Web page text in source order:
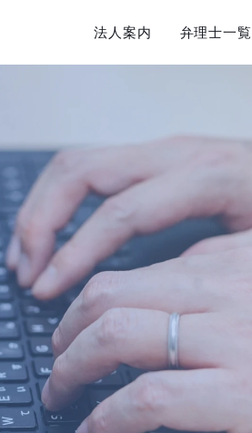
法人案内 弁理士一覧